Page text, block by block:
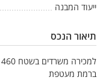
ייעוד המבנה
תיאור הנכס
למכירה משרדים בשטח 460 מ"ר
ברמת מעטפת